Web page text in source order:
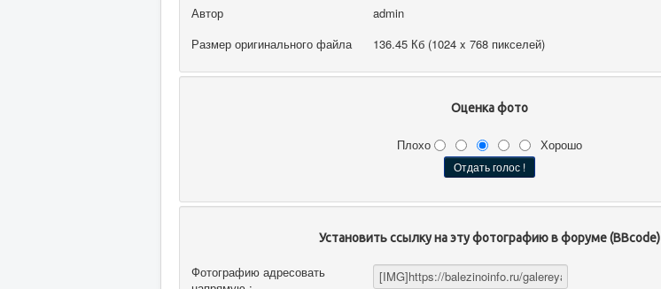
Автор
admin
Размер оригинального файла
136.45 Кб (1024 x 768 пикселей)
Оценка фото
Плохо Хорошо
Установить ссылку на эту фотографию в форуме (BBcode)
Фотографию адресовать